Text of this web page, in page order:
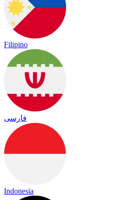
Filipino
فارسی
Indonesia